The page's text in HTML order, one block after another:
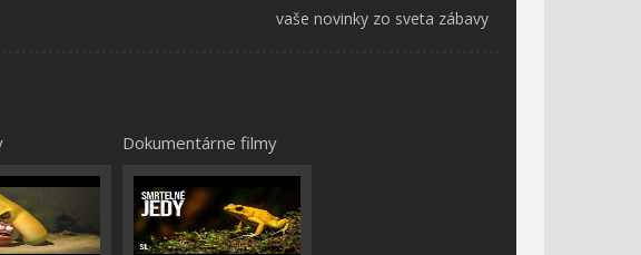
vaše novinky zo sveta zábavy
Dokumentárne filmy